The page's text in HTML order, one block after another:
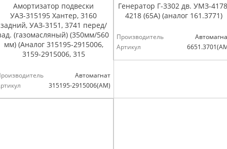
Амортизатор подвески
УАЗ-315195 Хантер, 3160
задний, УАЗ-3151, 3741 перед/
(газомасляный) (350мм/560
мм) (Аналог 315195-2915006,
3159-2915006, 315
Автомагнат
315195-2915006(АМ)
Генератор Г-3302 дв. УМЗ-
4218 (65А) (аналог 161.3771)
Производитель
Артикул